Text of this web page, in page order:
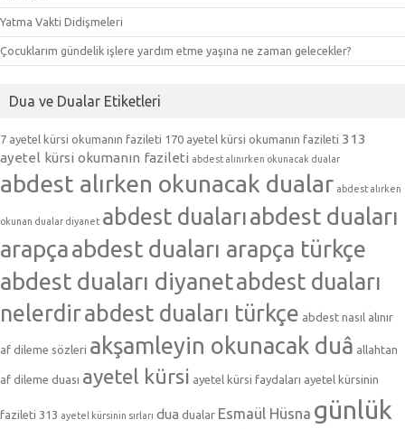
Yatma Vakti Didişmeleri
Çocuklarım gündelik işlere yardım etme yaşına ne zaman gelecekler?
Dua ve Dualar Etiketleri
7 ayetel kürsi okumanın fazileti 170 ayetel kürsi okumanın fazileti 313
ayetel kürsi okumanın fazileti abdest alınırken okunacak dualar
abdest alırken okunacak dualar abdest alırken
okunan dualar diyanet abdest dualarıabdest duaları
arapçaabdest duaları arapça türkçe
abdest duaları diyanetabdest duaları
nelerdirabdest duaları türkçe abdest nasıl alınır
af dileme sözleri akşamleyin okunacak duâ allahtan
af dileme duası ayetel kürsi ayetel kürsi faydaları ayetel kürsinin
fazileti 313 ayetel kürsinin sırları dua dualar Esmaül Hüsna günlük